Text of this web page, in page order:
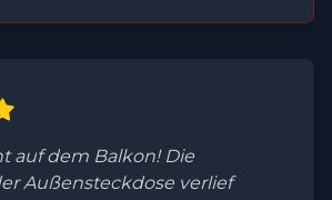
auf dem Balkon! Die
Außensteckdose verlief